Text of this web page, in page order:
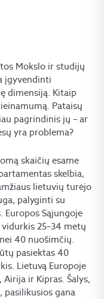
Mokslo ir studijų
įgyvendinti
dimensiją. Kitaip
Pataisų
pagrindinis jų – ar
yra problema?
skaičių esame
skelbia,
lietuvių turėjo
palyginti su
Europos Sąjungoje
25–34 metų
40 nuošimčių.
pasiektas 40
Lietuvą Europoje
ir Kipras. Šalys,
pasilikusios gana